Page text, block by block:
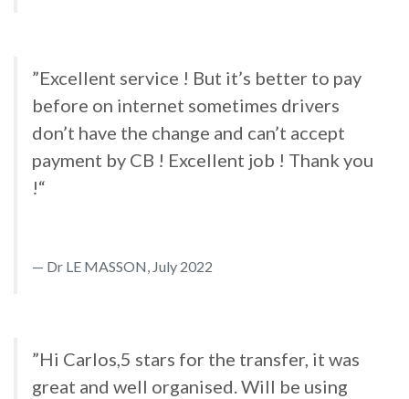
”Excellent service ! But it’s better to pay
before on internet sometimes drivers
don’t have the change and can’t accept
payment by CB ! Excellent job ! Thank you
!“
Dr LE MASSON, July 2022
”Hi Carlos,5 stars for the transfer, it was
great and well organised. Will be using